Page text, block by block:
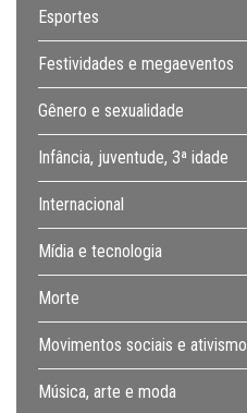
Esportes
Festividades e megaeventos
Gênero e sexualidade
Infância, juventude, 3ª idade
Internacional
Mídia e tecnologia
Morte
Movimentos sociais e ativismo
Música, arte e moda